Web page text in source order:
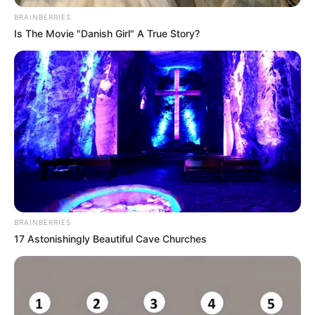
Galán se pronunció
BRAINBERRIES
Is The Movie "Danish Girl" A True Story?
BRAINBERRIES
17 Astonishingly Beautiful Cave Churches